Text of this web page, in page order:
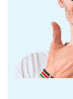
Dĺžka stranice:
Šírka mostíka:
Hmotnosť: